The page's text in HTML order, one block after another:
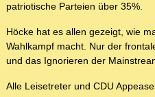
patriotische Parteien über 35%.
Höcke hat es allen gezeigt, wie
Wahlkampf macht. Nur der
und das Ignorieren der
Alle Leisetreter und CDU